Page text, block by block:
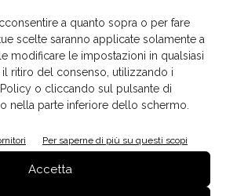
a quanto sopra o per fare
scelte saranno applicate solamente a
modificare le impostazioni in qualsiasi
ritiro del consenso, utilizzando i
o cliccando sul pulsante di
nella parte inferiore dello schermo.
Per saperne di più su questi scopi
Accetta
il logo a
1di 6